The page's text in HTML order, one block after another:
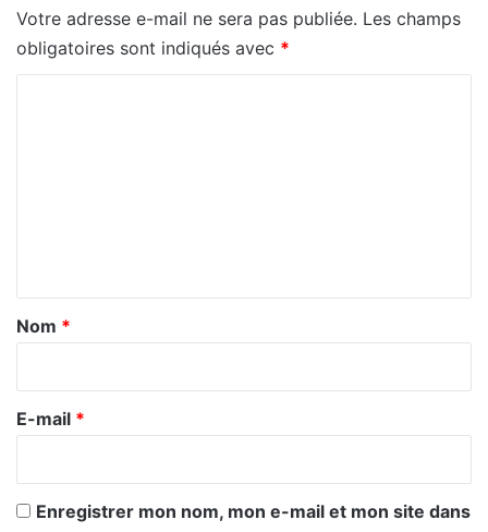
Votre adresse e-mail ne sera pas publiée. Les champs
obligatoires sont indiqués avec *
a
r
e
Nom *
E-mail *
Enregistrer mon nom, mon e-mail et mon site dans